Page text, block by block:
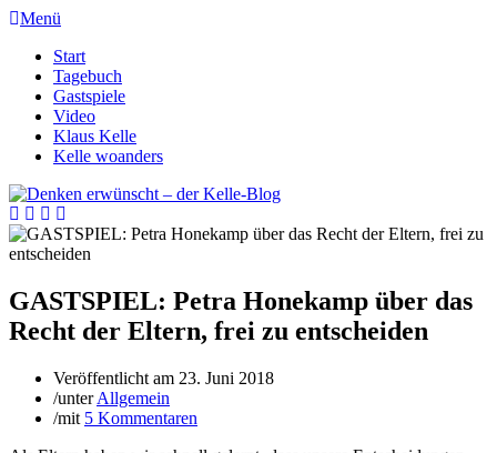
Menü
Start
Tagebuch
Gastspiele
Video
Klaus Kelle
Kelle woanders
GASTSPIEL: Petra Honekamp über das
Recht der Eltern, frei zu entscheiden
Veröffentlicht am 23. Juni 2018
/unterAllgemein
/mit 5 Kommentaren